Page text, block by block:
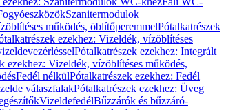
Szanitermodulok
működés, öblítőperemmelPótalkatrészek
ezekhez: Vizeldék, vízöblítéses
Pótalkatrészek ezekhez: Integrált
ezekhez: Vizeldék, vízöblítéses működés,
Fedél nélkülPótalkatrészek ezekhez: Fedél
válaszfalakPótalkatrészek ezekhez: Üveg
VizeldefedélBűzzárók és bűzzáró-